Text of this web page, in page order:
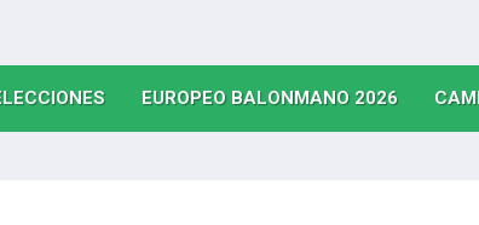
(CURRENT)
EUROPEO BALONMANO 2026